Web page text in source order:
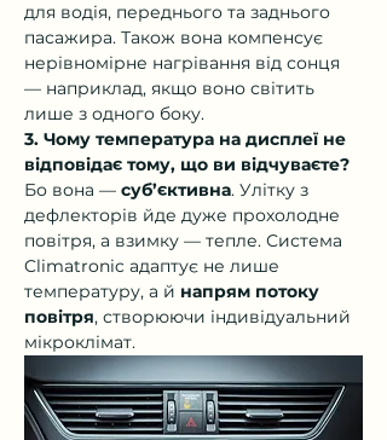
для водія, переднього та заднього
пасажира. Також вона компенсує
нерівномірне нагрівання від сонця
— наприклад, якщо воно світить
лише з одного боку.
3. Чому температура на дисплеї не
відповідає тому, що ви відчуваєте?
Бо вона — суб’єктивна. Улітку з
дефлекторів йде дуже прохолодне
повітря, а взимку — тепле. Система
Climatronic адаптує не лише
температуру, а й напрям потоку
повітря, створюючи індивідуальний
мікроклімат.